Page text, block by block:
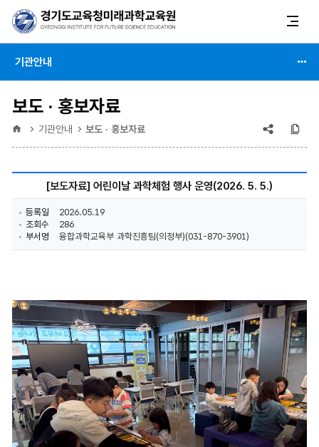
기관안내
보도 · 홍보자료
기관안내 보도 · 홍보자료
공유
:
축소)
[보도자료] 어린이날 과학체험 행사 운영(2026. 5. 5.)
등록일
2026.05.19
조회수
286
부서명
융합과학교육부 과학진흥팀(의정부)(031-870-3901)